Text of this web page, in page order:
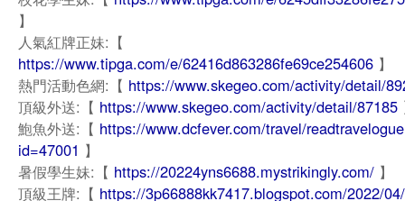
】
人氣紅牌正妹:【
https://www.tipga.com/e/62416d863286fe69ce254606 】
熱門活動色網:【 https://www.skegeo.com/activity/detail/
頂級外送:【 https://www.skegeo.com/activity/detail/87185
鮑魚外送:【 https://www.dcfever.com/travel/
id=47001 】
暑假學生妹:【 https://20224yns6688.mystrikingly.com/ 】
頂級王牌:【 https://3p66888kk7417.blogspot.com/2022/